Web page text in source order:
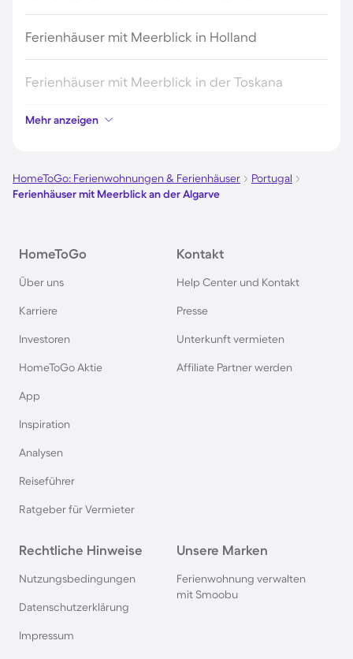
Ferienhäuser mit Meerblick in Holland
Ferienhäuser mit Meerblick in der Toskana
Ferienhäuser mit Meerblick in der Bretagne
Ferienhäuser mit Meerblick in Portugal
Ferienhäuser mit Meerblick in Nordholland
Ferienhäuser mit Meerblick in Hvide Sande
Ferienhäuser mit Meerblick Flensburger Förde
Ferienhäuser mit Meerblick auf Madeira
Mehr anzeigen
HomeToGo: Ferienwohnungen & Ferienhäuser
Portugal
Ferienhäuser mit Meerblick an der Algarve
HomeToGo
Über uns
Karriere
Investoren
HomeToGo Aktie
App
Inspiration
Analysen
Reiseführer
Ratgeber für Vermieter
Kontakt
Help Center und Kontakt
Presse
Unterkunft vermieten
Affiliate Partner werden
Rechtliche Hinweise
Nutzungsbedingungen
Datenschutzerklärung
Impressum
Unsere Marken
Ferienwohnung verwalten
mit Smoobu